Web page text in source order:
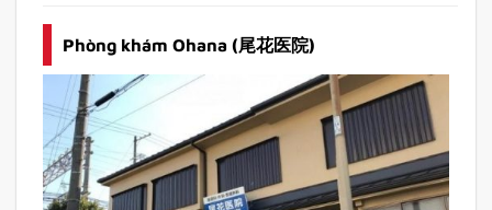
Phòng khám Ohana (尾花医院)